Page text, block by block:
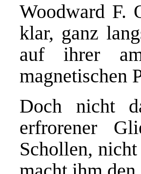
Woodward F.
klar, ganz
auf ihrer
magnetischen
Doch nicht
erfrorener
Schollen,